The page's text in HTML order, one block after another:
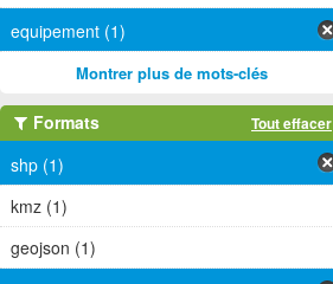
equipement (1)
Montrer plus de mots-clés
Formats Tout effacer
shp (1)
kmz (1)
geojson (1)